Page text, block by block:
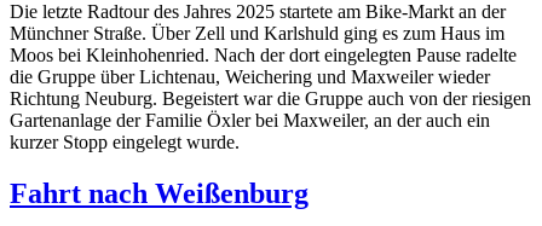
Die letzte Radtour des Jahres 2025 startete am Bike-Markt an der
Münchner Straße. Über Zell und Karlshuld ging es zum Haus im
Moos bei Kleinhohenried. Nach der dort eingelegten Pause radelte
die Gruppe über Lichtenau, Weichering und Maxweiler wieder
Richtung Neuburg. Begeistert war die Gruppe auch von der riesigen
Gartenanlage der Familie Öxler bei Maxweiler, an der auch ein
kurzer Stopp eingelegt wurde.
Fahrt nach Weißenburg